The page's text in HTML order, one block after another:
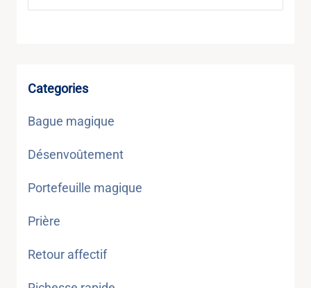
Categories
Bague magique
Désenvoûtement
Portefeuille magique
Prière
Retour affectif